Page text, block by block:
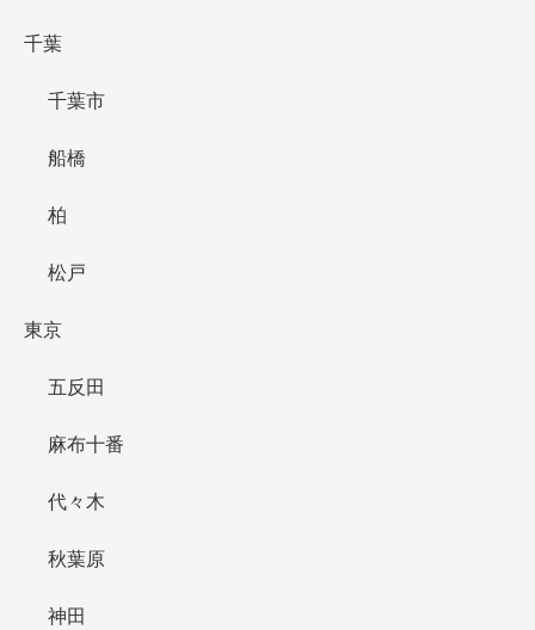
千葉
千葉市
船橋
柏
松戸
東京
五反田
麻布十番
代々木
秋葉原
神田